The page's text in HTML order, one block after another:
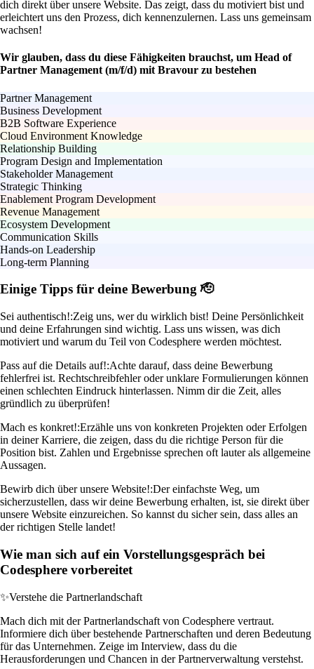
dich direkt über unsere Website. Das zeigt, dass du motiviert bist und
erleichtert uns den Prozess, dich kennenzulernen. Lass uns gemeinsam
wachsen!
Wir glauben, dass du diese Fähigkeiten brauchst, um Head of
Partner Management (m/f/d) mit Bravour zu bestehen
Partner Management
Business Development
B2B Software Experience
Cloud Environment Knowledge
Relationship Building
Program Design and Implementation
Stakeholder Management
Strategic Thinking
Enablement Program Development
Revenue Management
Ecosystem Development
Communication Skills
Hands-on Leadership
Long-term Planning
Einige Tipps für deine Bewerbung 🫡
Sei authentisch!:Zeig uns, wer du wirklich bist! Deine Persönlichkeit
und deine Erfahrungen sind wichtig. Lass uns wissen, was dich
motiviert und warum du Teil von Codesphere werden möchtest.
Pass auf die Details auf!:Achte darauf, dass deine Bewerbung
fehlerfrei ist. Rechtschreibfehler oder unklare Formulierungen können
einen schlechten Eindruck hinterlassen. Nimm dir die Zeit, alles
gründlich zu überprüfen!
Mach es konkret!:Erzähle uns von konkreten Projekten oder Erfolgen
in deiner Karriere, die zeigen, dass du die richtige Person für die
Position bist. Zahlen und Ergebnisse sprechen oft lauter als allgemeine
Aussagen.
Bewirb dich über unsere Website!:Der einfachste Weg, um
sicherzustellen, dass wir deine Bewerbung erhalten, ist, sie direkt über
unsere Website einzureichen. So kannst du sicher sein, dass alles an
der richtigen Stelle landet!
Wie man sich auf ein Vorstellungsgespräch bei
Codesphere vorbereitet
✨Verstehe die Partnerlandschaft
Mach dich mit der Partnerlandschaft von Codesphere vertraut.
Informiere dich über bestehende Partnerschaften und deren Bedeutung
für das Unternehmen. Zeige im Interview, dass du die
Herausforderungen und Chancen in der Partnerverwaltung verstehst.